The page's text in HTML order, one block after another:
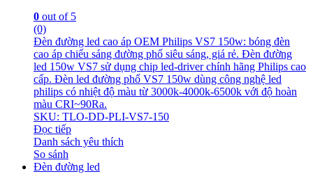
0 out of 5
(0)
Đèn đường led cao áp OEM Philips VS7 150w: bóng đèn
cao áp chiếu sáng đường phố siêu sáng, giá rẻ. Đèn đường
led 150w VS7 sử dụng chip led-driver chính hãng Philips cao
cấp. Đèn led đường phố VS7 150w dùng công nghệ led
philips có nhiệt độ màu từ 3000k-4000k-6500k với độ hoàn
màu CRI~90Ra.
SKU: TLO-DD-PLI-VS7-150
Đọc tiếp
Danh sách yêu thích
So sánh
Đèn đường led